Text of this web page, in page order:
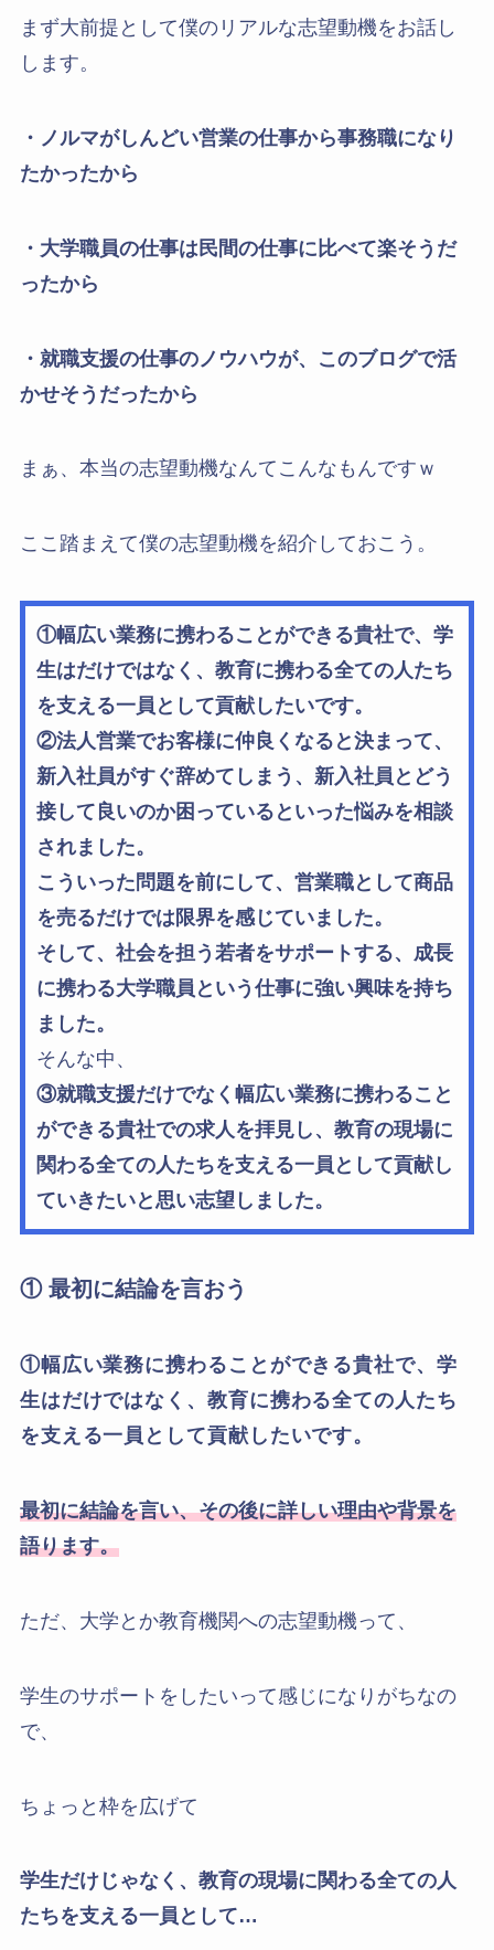
まず大前提として僕のリアルな志望動機をお話し
します。
・ノルマがしんどい営業の仕事から事務職になり
たかったから
・大学職員の仕事は民間の仕事に比べて楽そうだ
ったから
・就職支援の仕事のノウハウが、このブログで活
かせそうだったから
まぁ、本当の志望動機なんてこんなもんですｗ
ここ踏まえて僕の志望動機を紹介しておこう。
①幅広い業務に携わることができる貴社で、学
生はだけではなく、教育に携わる全ての人たち
を支える一員として貢献したいです。
②法人営業でお客様に仲良くなると決まって、
新入社員がすぐ辞めてしまう、新入社員とどう
接して良いのか困っているといった悩みを相談
されました。
こういった問題を前にして、営業職として商品
を売るだけでは限界を感じていました。
そして、社会を担う若者をサポートする、成長
に携わる大学職員という仕事に強い興味を持ち
ました。
そんな中、
③就職支援だけでなく幅広い業務に携わること
ができる貴社での求人を拝見し、教育の現場に
関わる全ての人たちを支える一員として貢献し
ていきたいと思い志望しました。
① 最初に結論を言おう
①幅広い業務に携わることができる貴社で、学
生はだけではなく、教育に携わる全ての人たち
を支える一員として貢献したいです。
最初に結論を言い、その後に詳しい理由や背景を
語ります。
ただ、大学とか教育機関への志望動機って、
学生のサポートをしたいって感じになりがちなの
で、
ちょっと枠を広げて
学生だけじゃなく、教育の現場に関わる全ての人
たちを支える一員として…